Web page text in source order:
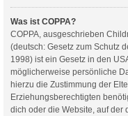
Was ist COPPA?
COPPA, ausgeschrieben
(deutsch: Gesetz zum Schutz
1998) ist ein Gesetz in den
möglicherweise persönliche
hierzu die Zustimmung der
Erziehungsberechtigten
dich oder die Website, auf der